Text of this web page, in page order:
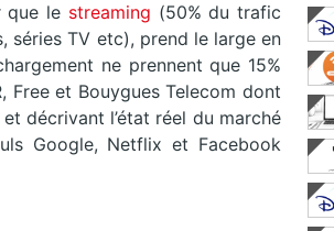
que le streaming (50% du trafic
séries TV etc), prend le large en
ne prennent que 15%
Free et Bouygues Telecom dont
décrivant l’état réel du marché
Google, Netflix et Facebook